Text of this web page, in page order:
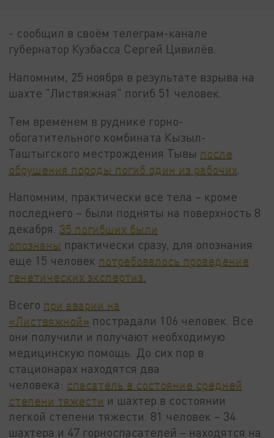
- сообщил в своём телеграм-канале
губернатор Кузбасса Сергей Цивилёв.
Напомним, 25 ноября в результате взрыва на
шахте "Листвяжная" погиб 51 человек.
Тем временем в руднике горно-
обогатительного комбината Кызыл-
Таштыгского местрождения Тывы после
обрушения породы погиб один из рабочих
Напомним, практически все тела – кроме
последнего – были подняты на поверхность 8
декабря. 35 погибших были
опознаны практически сразу, для опознания
еще 15 человек потребовалось проведение
генетических экспертиз.
Всего при аварии на
«Листвяжной» пострадали 106 человек. Все
они получили и получают необходимую
медицинскую помощь. До сих пор в
стационарах находятся два
человека: спасатель в состояние средней
степени тяжести и шахтер в состоянии
легкой степени тяжести. 81 человек – 34
шахтера и 47 горноспасателей – находятся на